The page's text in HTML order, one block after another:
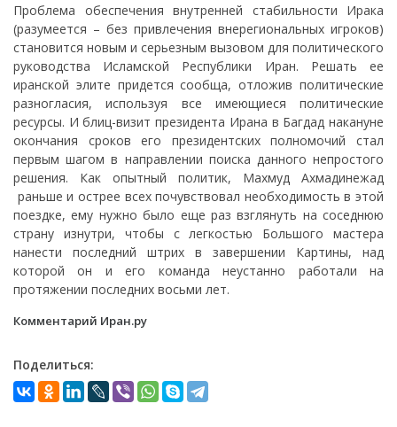
Проблема обеспечения внутренней стабильности Ирака
(разумеется – без привлечения внерегиональных игроков)
становится новым и серьезным вызовом для политического
руководства Исламской Республики Иран. Решать ее
иранской элите придется сообща, отложив политические
разногласия, используя все имеющиеся политические
ресурсы. И блиц-визит президента Ирана в Багдад накануне
окончания сроков его президентских полномочий стал
первым шагом в направлении поиска данного непростого
решения. Как опытный политик, Махмуд Ахмадинежад
раньше и острее всех почувствовал необходимость в этой
поездке, ему нужно было еще раз взглянуть на соседнюю
страну изнутри, чтобы с легкостью Большого мастера
нанести последний штрих в завершении Картины, над
которой он и его команда неустанно работали на
протяжении последних восьми лет.
Комментарий Иран.ру
Поделиться: